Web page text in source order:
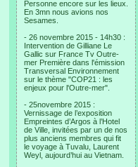
Personne encore sur les lieux.
En 3mn nous avions nos
Sesames.
- 26 novembre 2015 - 14h30 :
Intervention de Gilliane Le
Gallic sur France Tv Outre-
mer Première dans l'émission
Transversal Environnement
sur le thème "COP21 : les
enjeux pour l'Outre-mer".
- 25novembre 2015 :
Vernissage de l’exposition
Empreintes d’Argos à l’Hotel
de Ville, invitées par un de nos
plus anciens membres qui fit
le voyage à Tuvalu, Laurent
Weyl, aujourd’hui au Vietnam.